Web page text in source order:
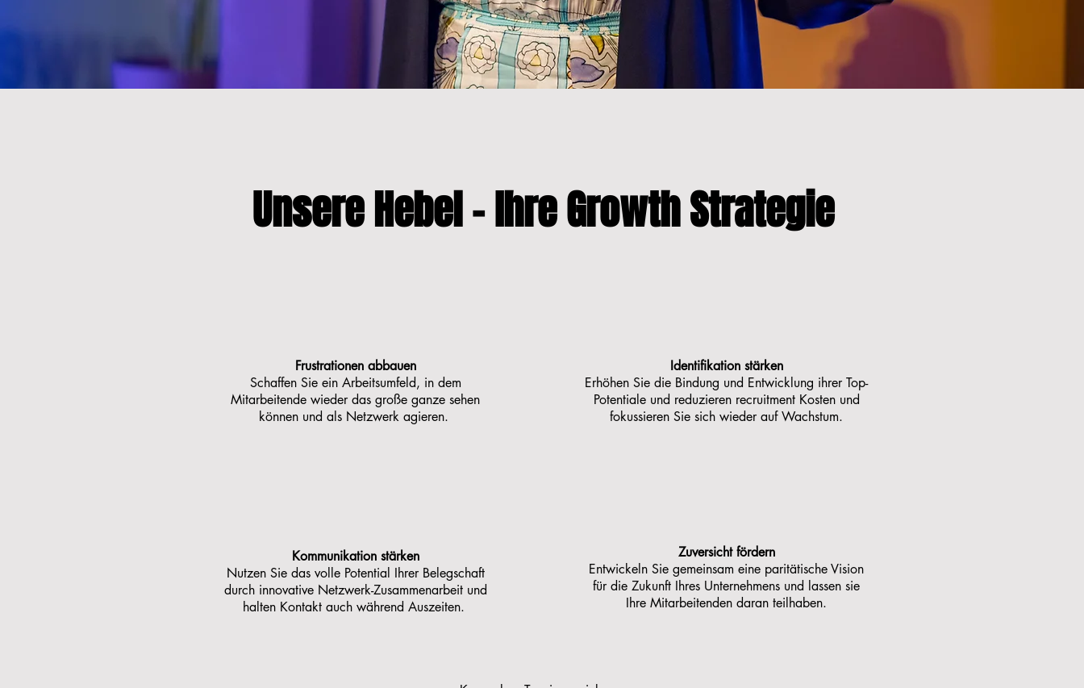
Unsere Hebel - Ihre Growth Strategie
Frustrationen abbauen
Schaffen Sie ein Arbeitsumfeld, in dem
Mitarbeitende wieder das große ganze sehen
können und als Netzwerk agieren. ​​​
Identifikation stärken
Erhöhen Sie die Bindung und Entwicklung ihrer Top-
Potentiale und reduzieren recruitment Kosten und
fokussieren Sie sich wieder auf Wachstum.
Kommunikation stärken
Nutzen Sie das volle Potential Ihrer Belegschaft
durch innovative Netzwerk-Zusammenarbeit und
halten Kontakt auch während Auszeiten.
Zuversicht fördern
Entwickeln Sie gemeinsam eine paritätische Vision
für die Zukunft Ihres Unternehmens und lassen sie
Ihre Mitarbeitenden daran teilhaben.